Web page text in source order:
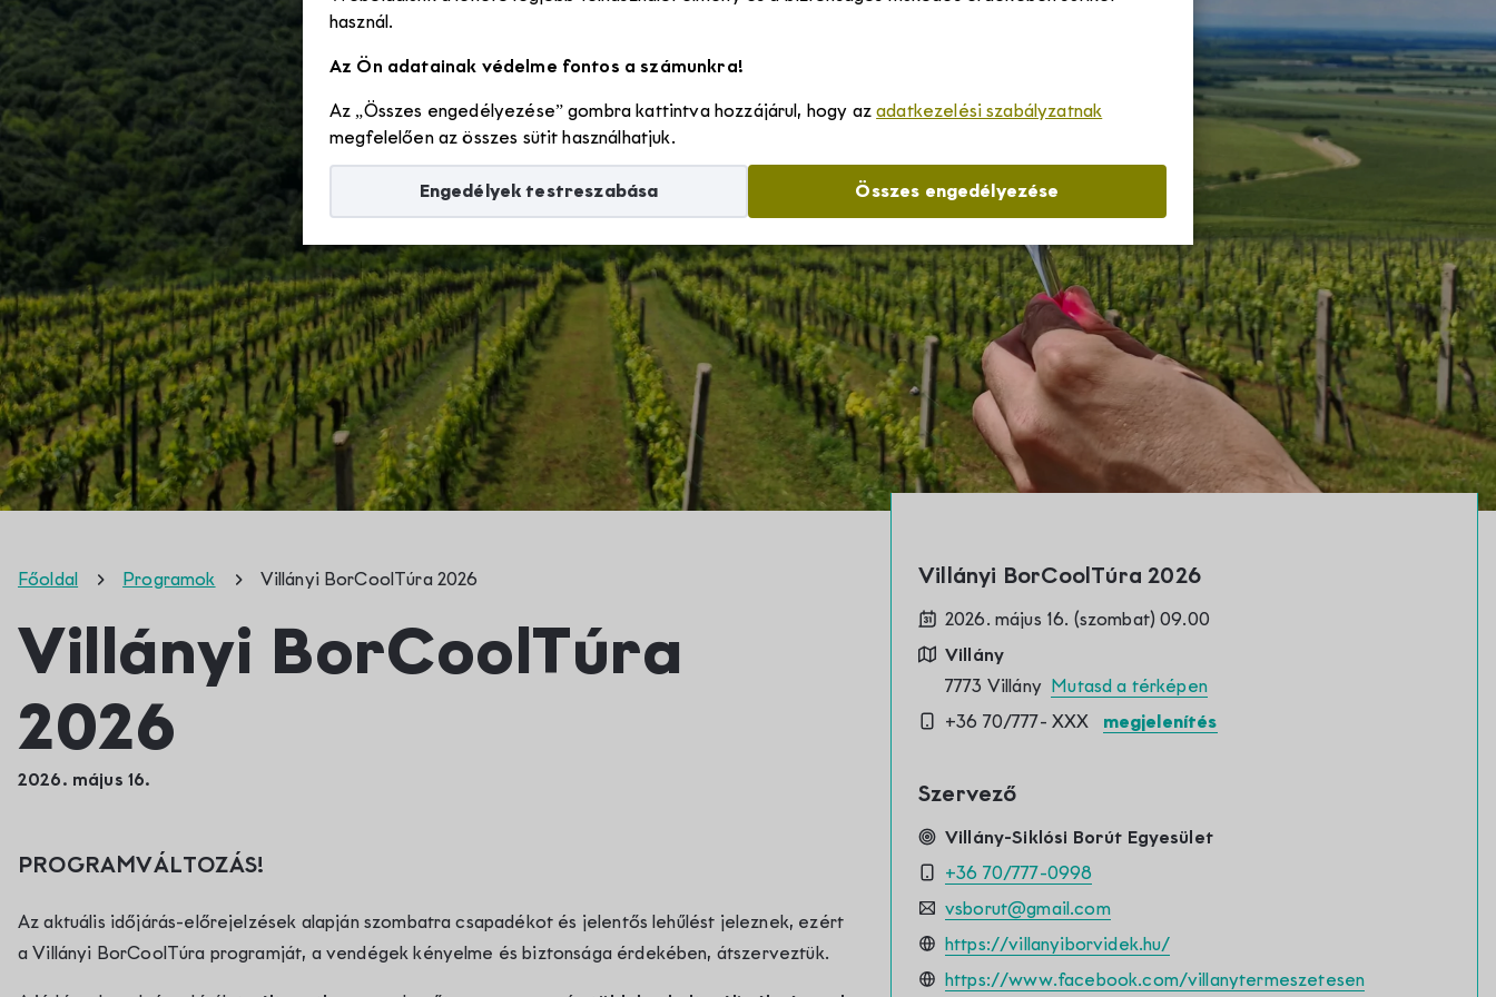
használ.
Az Ön adatainak védelme fontos a számunkra!
Az „Összes engedélyezése” gombra kattintva hozzájárul, hogy azadatkezelési szabályzatnak
megfelelően az összes sütit használhatjuk.
Összes engedélyezése
Engedélyek testreszabása
Főoldal Programok Villányi BorCoolTúra 2026
Villányi BorCoolTúra
2026
2026. május 16.
PROGRAMVÁLTOZÁS!
Az aktuális időjárás-előrejelzések alapján szombatra csapadékot és jelentős lehűlést jeleznek, ezért
a Villányi BorCoolTúra programját, a vendégek kényelme és biztonsága érdekében, átszerveztük.
Villányi BorCoolTúra 2026
2026. május 16. (szombat) 09.00
Villány
7773 Villány Mutasd a térképen
+36 70/777- XXX megjelenítés
Szervező
Villány-Siklósi Borút Egyesület
+36 70/777-0998
vsborut@gmail.com
https://villanyiborvidek.hu/
https://www.facebook.com/villanytermeszetesen
Szállások
Borvidékről
Villányi borvidék története
Villányi borvidék egyedülálló adottságai
Villányi eredetvédelem
Villányi Borvidék helyi termék védjegy
Villányi Borvidék filozófiája
Rólunk
Villány-Siklósi Borút Egyesület
Hírek
Pályázatok
Kapcsolat